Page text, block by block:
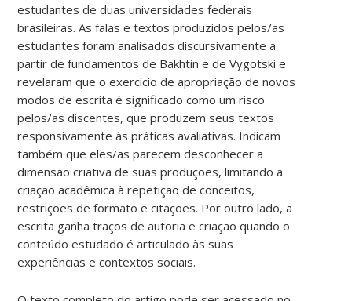
estudantes de duas universidades federais
brasileiras. As falas e textos produzidos pelos/as
estudantes foram analisados discursivamente a
partir de fundamentos de Bakhtin e de Vygotski e
revelaram que o exercício de apropriação de novos
modos de escrita é significado como um risco
pelos/as discentes, que produzem seus textos
responsivamente às práticas avaliativas. Indicam
também que eles/as parecem desconhecer a
dimensão criativa de suas produções, limitando a
criação acadêmica à repetição de conceitos,
restrições de formato e citações. Por outro lado, a
escrita ganha traços de autoria e criação quando o
conteúdo estudado é articulado às suas
experiências e contextos sociais.